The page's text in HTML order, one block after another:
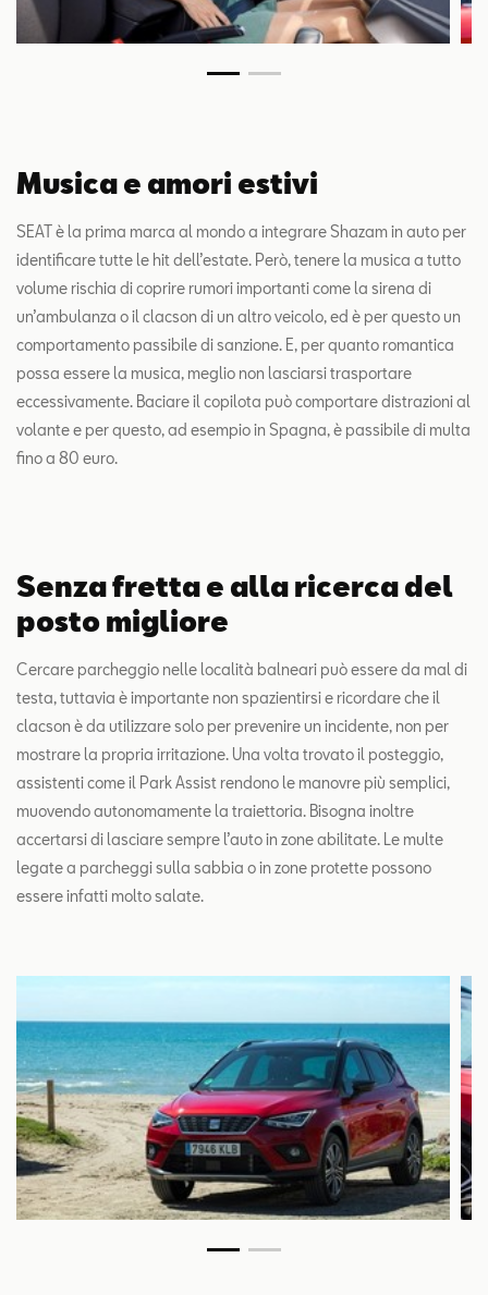
Musica e amori estivi
SEAT è la prima marca al mondo a integrare Shazam in auto per
identificare tutte le hit dell’estate. Però, tenere la musica a tutto
volume rischia di coprire rumori importanti come la sirena di
un’ambulanza o il clacson di un altro veicolo, ed è per questo un
comportamento passibile di sanzione. E, per quanto romantica
possa essere la musica, meglio non lasciarsi trasportare
eccessivamente. Baciare il copilota può comportare distrazioni al
volante e per questo, ad esempio in Spagna, è passibile di multa
fino a 80 euro.
Senza fretta e alla ricerca del
posto migliore
Cercare parcheggio nelle località balneari può essere da mal di
testa, tuttavia è importante non spazientirsi e ricordare che il
clacson è da utilizzare solo per prevenire un incidente, non per
mostrare la propria irritazione. Una volta trovato il posteggio,
assistenti come il Park Assist rendono le manovre più semplici,
muovendo autonomamente la traiettoria. Bisogna inoltre
accertarsi di lasciare sempre l’auto in zone abilitate. Le multe
legate a parcheggi sulla sabbia o in zone protette possono
essere infatti molto salate.